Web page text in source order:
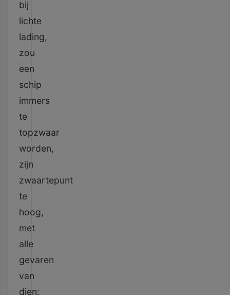
bij
lichte
lading,
zou
een
schip
immers
te
topzwaar
worden,
zijn
zwaartepunt
te
hoog,
met
alle
gevaren
van
dien: